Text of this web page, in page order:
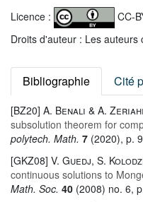
Licence :
CC-
Droits d'auteur : Les auteurs
Bibliographie Cité
[BZ20] A. Benali & A. Zeriahi
subsolution theorem for
polytech. Math. 7 (2020), p.
[GKZ08] V. Guedj, S.
continuous solutions to
Math. Soc. 40 (2008) no. 6,